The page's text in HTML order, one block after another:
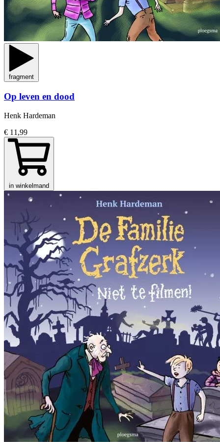
fragment
Op leven en dood
Henk Hardeman
€ 11,99
in winkelmand